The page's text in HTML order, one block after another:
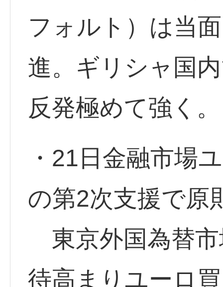
フォルト）は当
進。ギリシャ国
反発極めて強く。
・21日金融市場
の第2次支援で原
東京外国為替市
待高まりユーロ